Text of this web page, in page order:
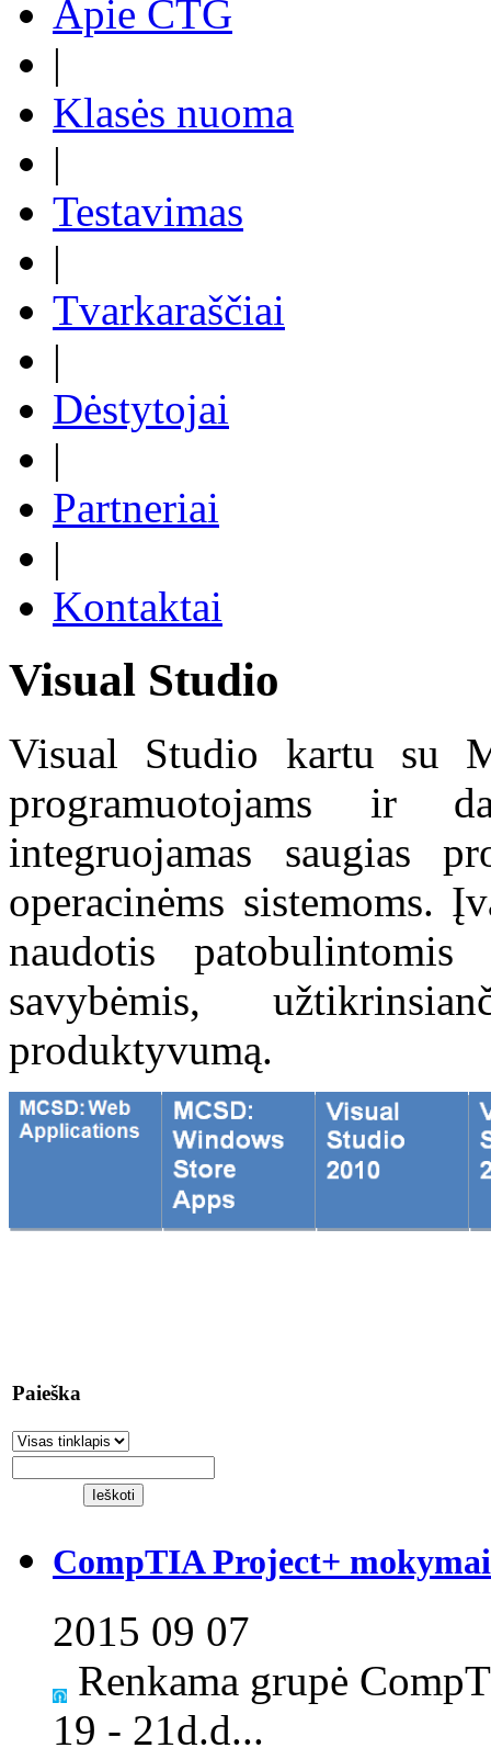
Apie CTG
|
Klasės nuoma
|
Testavimas
|
Tvarkaraščiai
|
Dėstytojai
|
Partneriai
|
Kontaktai
Visual Studio
Visual Studio kartu su
programuotojams ir
integruojamas saugias
operacinėms sistemoms.
naudotis
savybėmis,
produktyvumą.
Paieška
CompTIA Project+
2015 09 07
Renkama grupė
19 - 21d.d...